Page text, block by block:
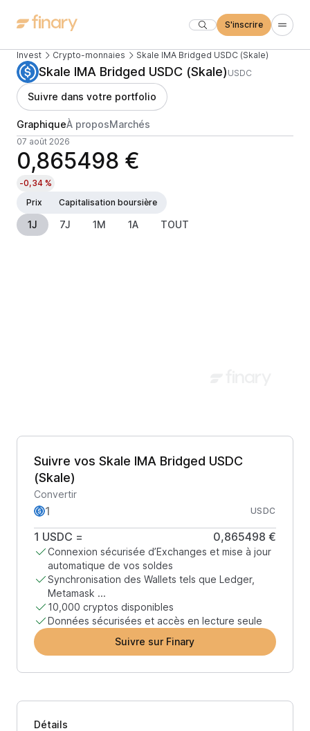
S'inscrire
Invest Crypto-monnaies Skale IMA Bridged USDC (Skale)
Skale IMA Bridged USDC (Skale) USDC
Suivre dans votre portfolio
GraphiqueÀ proposMarchés
07 août 2026
0,865498 €
-0,34 %
Prix
Capitalisation boursière
1J 7J 1M 1A TOUT
Suivre vos Skale IMA Bridged USDC
(Skale)
Convertir
USDC
1 USDC = 0,865498 €
Connexion sécurisée d’Exchanges et mise à jour
automatique de vos soldes
Synchronisation des Wallets tels que Ledger,
Metamask ...
10,000 cryptos disponibles
Données sécurisées et accès en lecture seule
Suivre sur Finary
Détails